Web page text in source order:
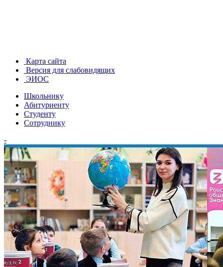
Карта сайта
Версия для слабовидящих
ЭИОС
Школьнику
Абитуриенту
Студенту
Сотруднику
-